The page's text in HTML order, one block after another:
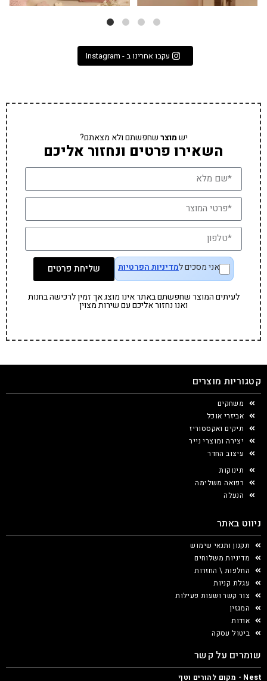
עקבו אחרינו ב - Instagram
ישמוצרשחפשתם ולא מצאתם?
השאירו פרטים ונחזור אליכם
אני מסכים למדיניות הפרטיות שליחת פרטים
לעיתים המוצר שחפשתם באתר אינו מוצג אך זמין לרכישה בחנות
ואנו נחזור אליכם עם שירות מצוין
קטגוריות מוצרים
משחקים
אביזרי אוכל
תיקים ואקססוריז
יצירה ומוצרי נייר
עיצוב החדר
תינוקות
רפואה משלימה
הנעלה
ניווט באתר
תקנון ותנאי שימוש
מדיניות משלוחים
החלפות \ החזרות
עגלת קניות
צור קשר ושעות פעילות
המגזין
אודות
ביטול עסקה
שומרים על קשר
Nest - מקום להורים וטף